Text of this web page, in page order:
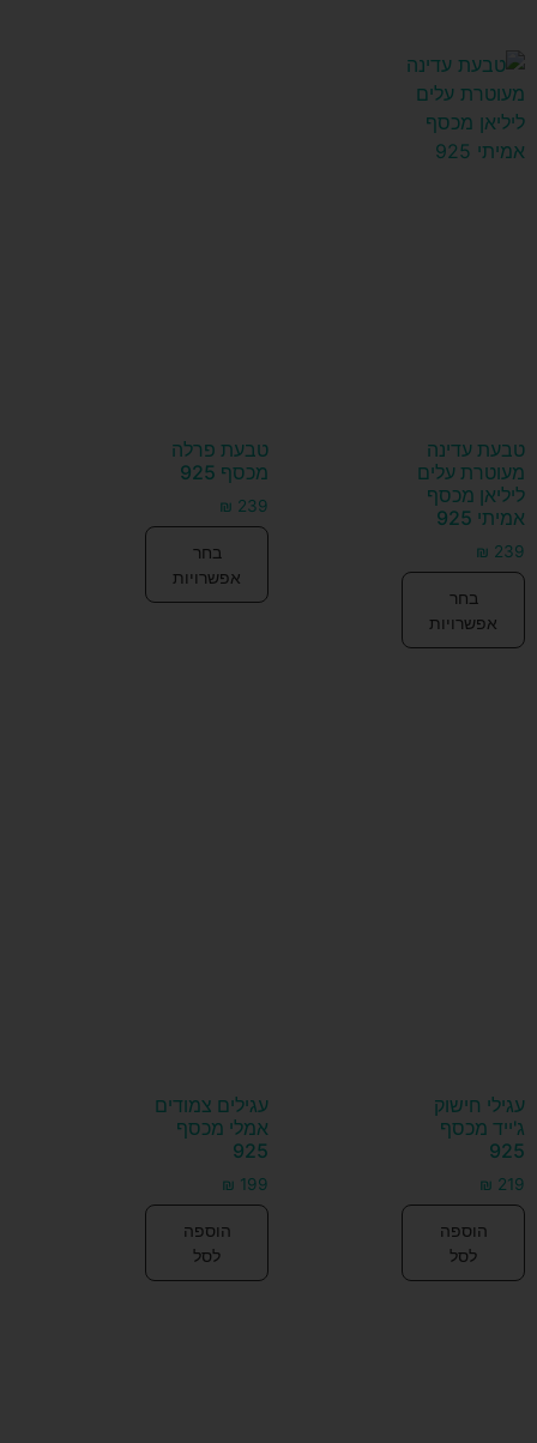
טבעת עדינה
מעוטרת עלים
ליליאן מכסף
אמיתי 925
₪ 239
בחר
אפשרויות
טבעת פרלה
מכסף 925
₪ 239
בחר
אפשרויות
עגילי חישוק
ג'ייד מכסף
925
₪ 219
הוספה
לסל
עגילים צמודים
אמלי מכסף
925
₪ 199
הוספה
לסל